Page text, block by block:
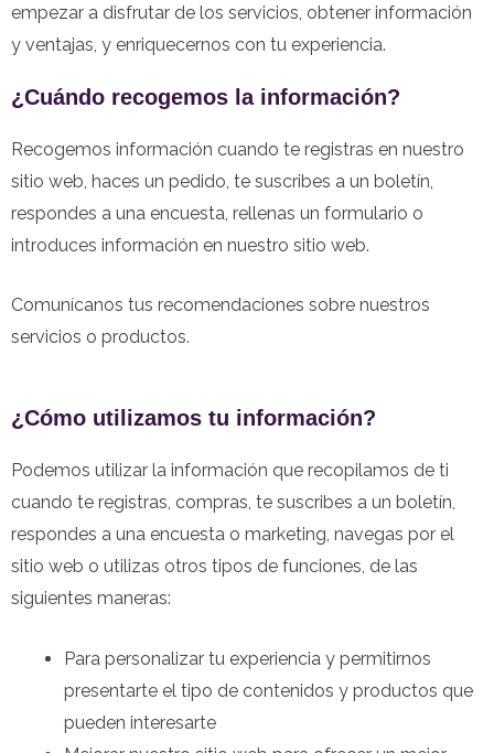
empezar a disfrutar de los servicios, obtener información
y ventajas, y enriquecernos con tu experiencia.
¿Cuándo recogemos la información?
Recogemos información cuando te registras en nuestro
sitio web, haces un pedido, te suscribes a un boletín,
respondes a una encuesta, rellenas un formulario o
introduces información en nuestro sitio web.
Comunícanos tus recomendaciones sobre nuestros
servicios o productos.
¿Cómo utilizamos tu información?
Podemos utilizar la información que recopilamos de ti
cuando te registras, compras, te suscribes a un boletín,
respondes a una encuesta o marketing, navegas por el
sitio web o utilizas otros tipos de funciones, de las
siguientes maneras:
Para personalizar tu experiencia y permitirnos
presentarte el tipo de contenidos y productos que
pueden interesarte